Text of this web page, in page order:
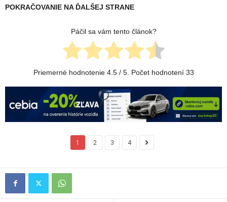
POKRAČOVANIE NA ĎALŠEJ STRANE
Páčil sa vám tento článok?
Priemerné hodnotenie 4.5/ 5. Počet hodnotení 33
1 2 3 4